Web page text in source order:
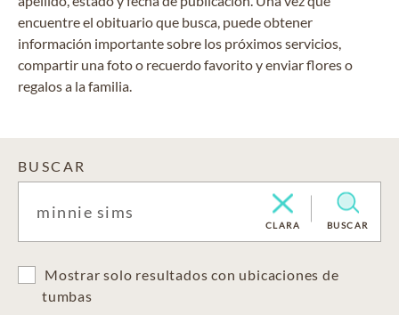
encuentre el obituario que busca, puede obtener
información importante sobre los próximos servicios,
compartir una foto o recuerdo favorito y enviar flores o
regalos a la familia.
BUSCAR
CLARA BUSCAR
Mostrar solo resultados con ubicaciones de
tumbas